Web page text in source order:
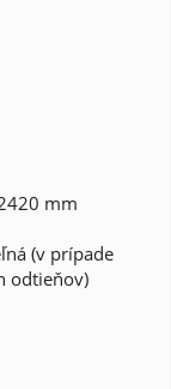
mm
(v prípade
odtieňov)